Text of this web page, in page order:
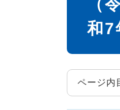
（
和7
ページ内